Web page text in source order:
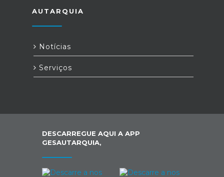
AUTARQUIA
Notícias
Serviços
DESCARREGUE AQUI A APP
GESAUTARQUIA,